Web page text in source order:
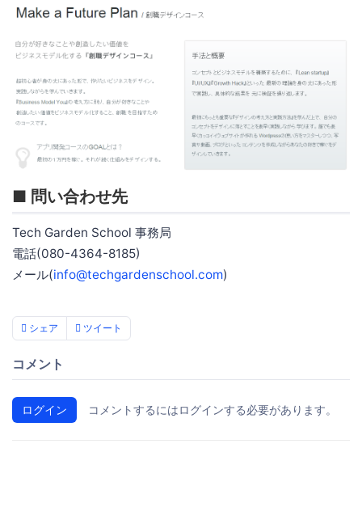
■ 問い合わせ先
Tech Garden School 事務局
電話(080-4364-8185)
メール(info@techgardenschool.com)
シェア ツイート
コメント
ログイン コメントするにはログインする必要があります。